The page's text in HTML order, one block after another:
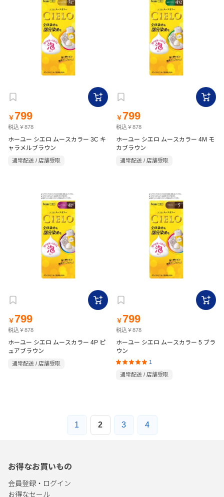
￥ 799
税込￥878
ホーユー シエロ ムースカラー 3C キ
ャラメルブラウン
通常配送 / 店舗受取
￥ 799
税込￥878
ホーユー シエロ ムースカラー 4M モ
カブラウン
通常配送 / 店舗受取
￥ 799
税込￥878
ホーユー シエロ ムースカラー 4P ピ
ュアブラウン
通常配送 / 店舗受取
￥ 799
税込￥878
ホーユー シエロ ムースカラー 5 ブラ
ウン
1
通常配送 / 店舗受取
1 2 3 4
お得なお買いもの
会員登録・ログイン
お得なセール